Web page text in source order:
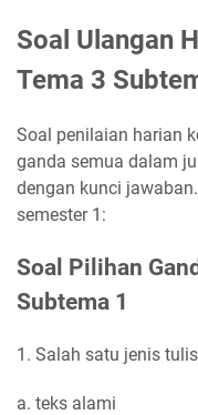
Soal Ulangan
Tema 3
Soal penilaian harian
ganda semua dalam
dengan kunci
semester 1:
Soal Pilihan
Subtema 1
1. Salah satu jenis
a. teks alami